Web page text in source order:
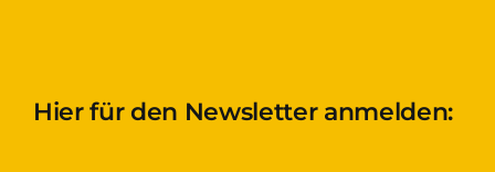
Hier für den Newsletter anmelden: